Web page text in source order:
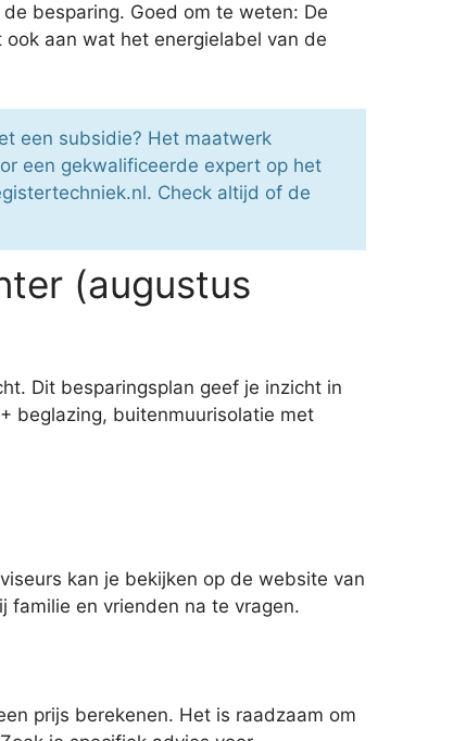
besparing. Goed om te weten: De
aan wat het energielabel van de
een subsidie? Het maatwerk
een gekwalificeerde expert op het
Check altijd of de
(augustus
Dit besparingsplan geef je inzicht in
beglazing, buitenmuurisolatie met
kan je bekijken op de website van
familie en vrienden na te vragen.
prijs berekenen. Het is raadzaam om